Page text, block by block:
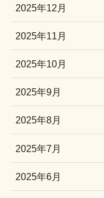
2025年12月
2025年11月
2025年10月
2025年9月
2025年8月
2025年7月
2025年6月